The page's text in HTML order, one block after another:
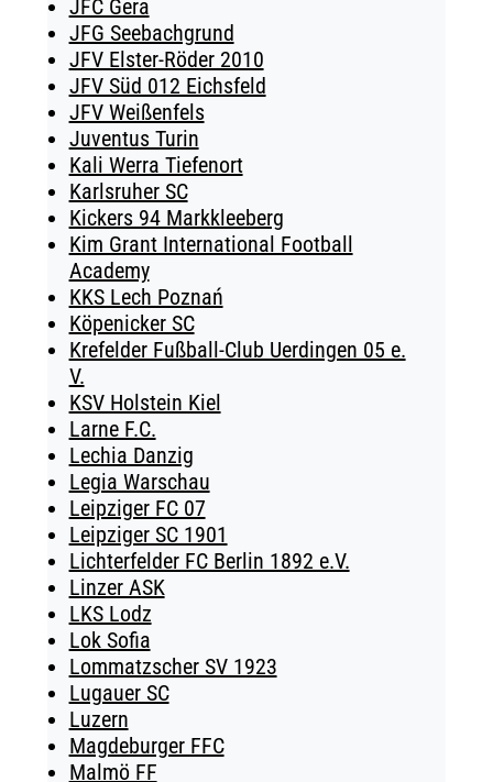
JFC Gera
JFG Seebachgrund
JFV Elster-Röder 2010
JFV Süd 012 Eichsfeld
JFV Weißenfels
Juventus Turin
Kali Werra Tiefenort
Karlsruher SC
Kickers 94 Markkleeberg
Kim Grant International Football
Academy
KKS Lech Poznań
Köpenicker SC
Krefelder Fußball-Club Uerdingen 05 e.
V.
KSV Holstein Kiel
Larne F.C.
Lechia Danzig
Legia Warschau
Leipziger FC 07
Leipziger SC 1901
Lichterfelder FC Berlin 1892 e.V.
Linzer ASK
LKS Lodz
Lok Sofia
Lommatzscher SV 1923
Lugauer SC
Luzern
Magdeburger FFC
Malmö FF